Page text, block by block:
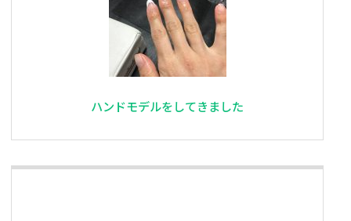
ハンドモデルをしてきました